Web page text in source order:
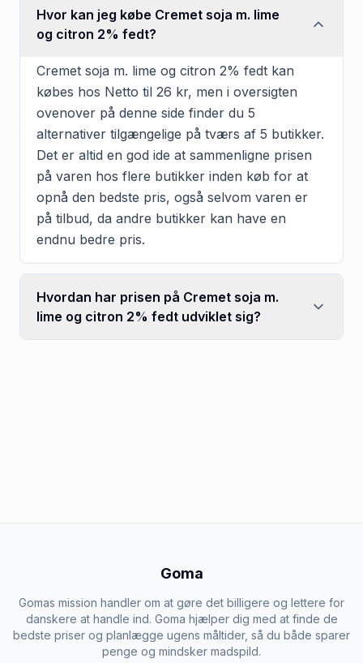
Hvor kan jeg købe Cremet soja m. lime
og citron 2% fedt?
Cremet soja m. lime og citron 2% fedt kan
købes hos Netto til 26 kr, men i oversigten
ovenover på denne side finder du 5
alternativer tilgængelige på tværs af 5 butikker.
Det er altid en god ide at sammenligne prisen
på varen hos flere butikker inden køb for at
opnå den bedste pris, også selvom varen er
på tilbud, da andre butikker kan have en
endnu bedre pris.
Hvordan har prisen på Cremet soja m.
lime og citron 2% fedt udviklet sig?
Goma
Gomas mission handler om at gøre det billigere og lettere for
danskere at handle ind. Goma hjælper dig med at finde de
bedste priser og planlægge ugens måltider, så du både sparer
penge og mindsker madspild.